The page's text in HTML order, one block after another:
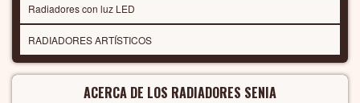
Radiadores con luz LED
RADIADORES ARTÍSTICOS
ACERCA DE LOS RADIADORES SENIA